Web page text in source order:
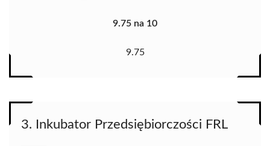
9.75 na 10
9.75
3. Inkubator Przedsiębiorczości FRL